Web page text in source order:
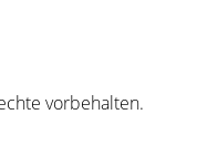
vorbehalten.